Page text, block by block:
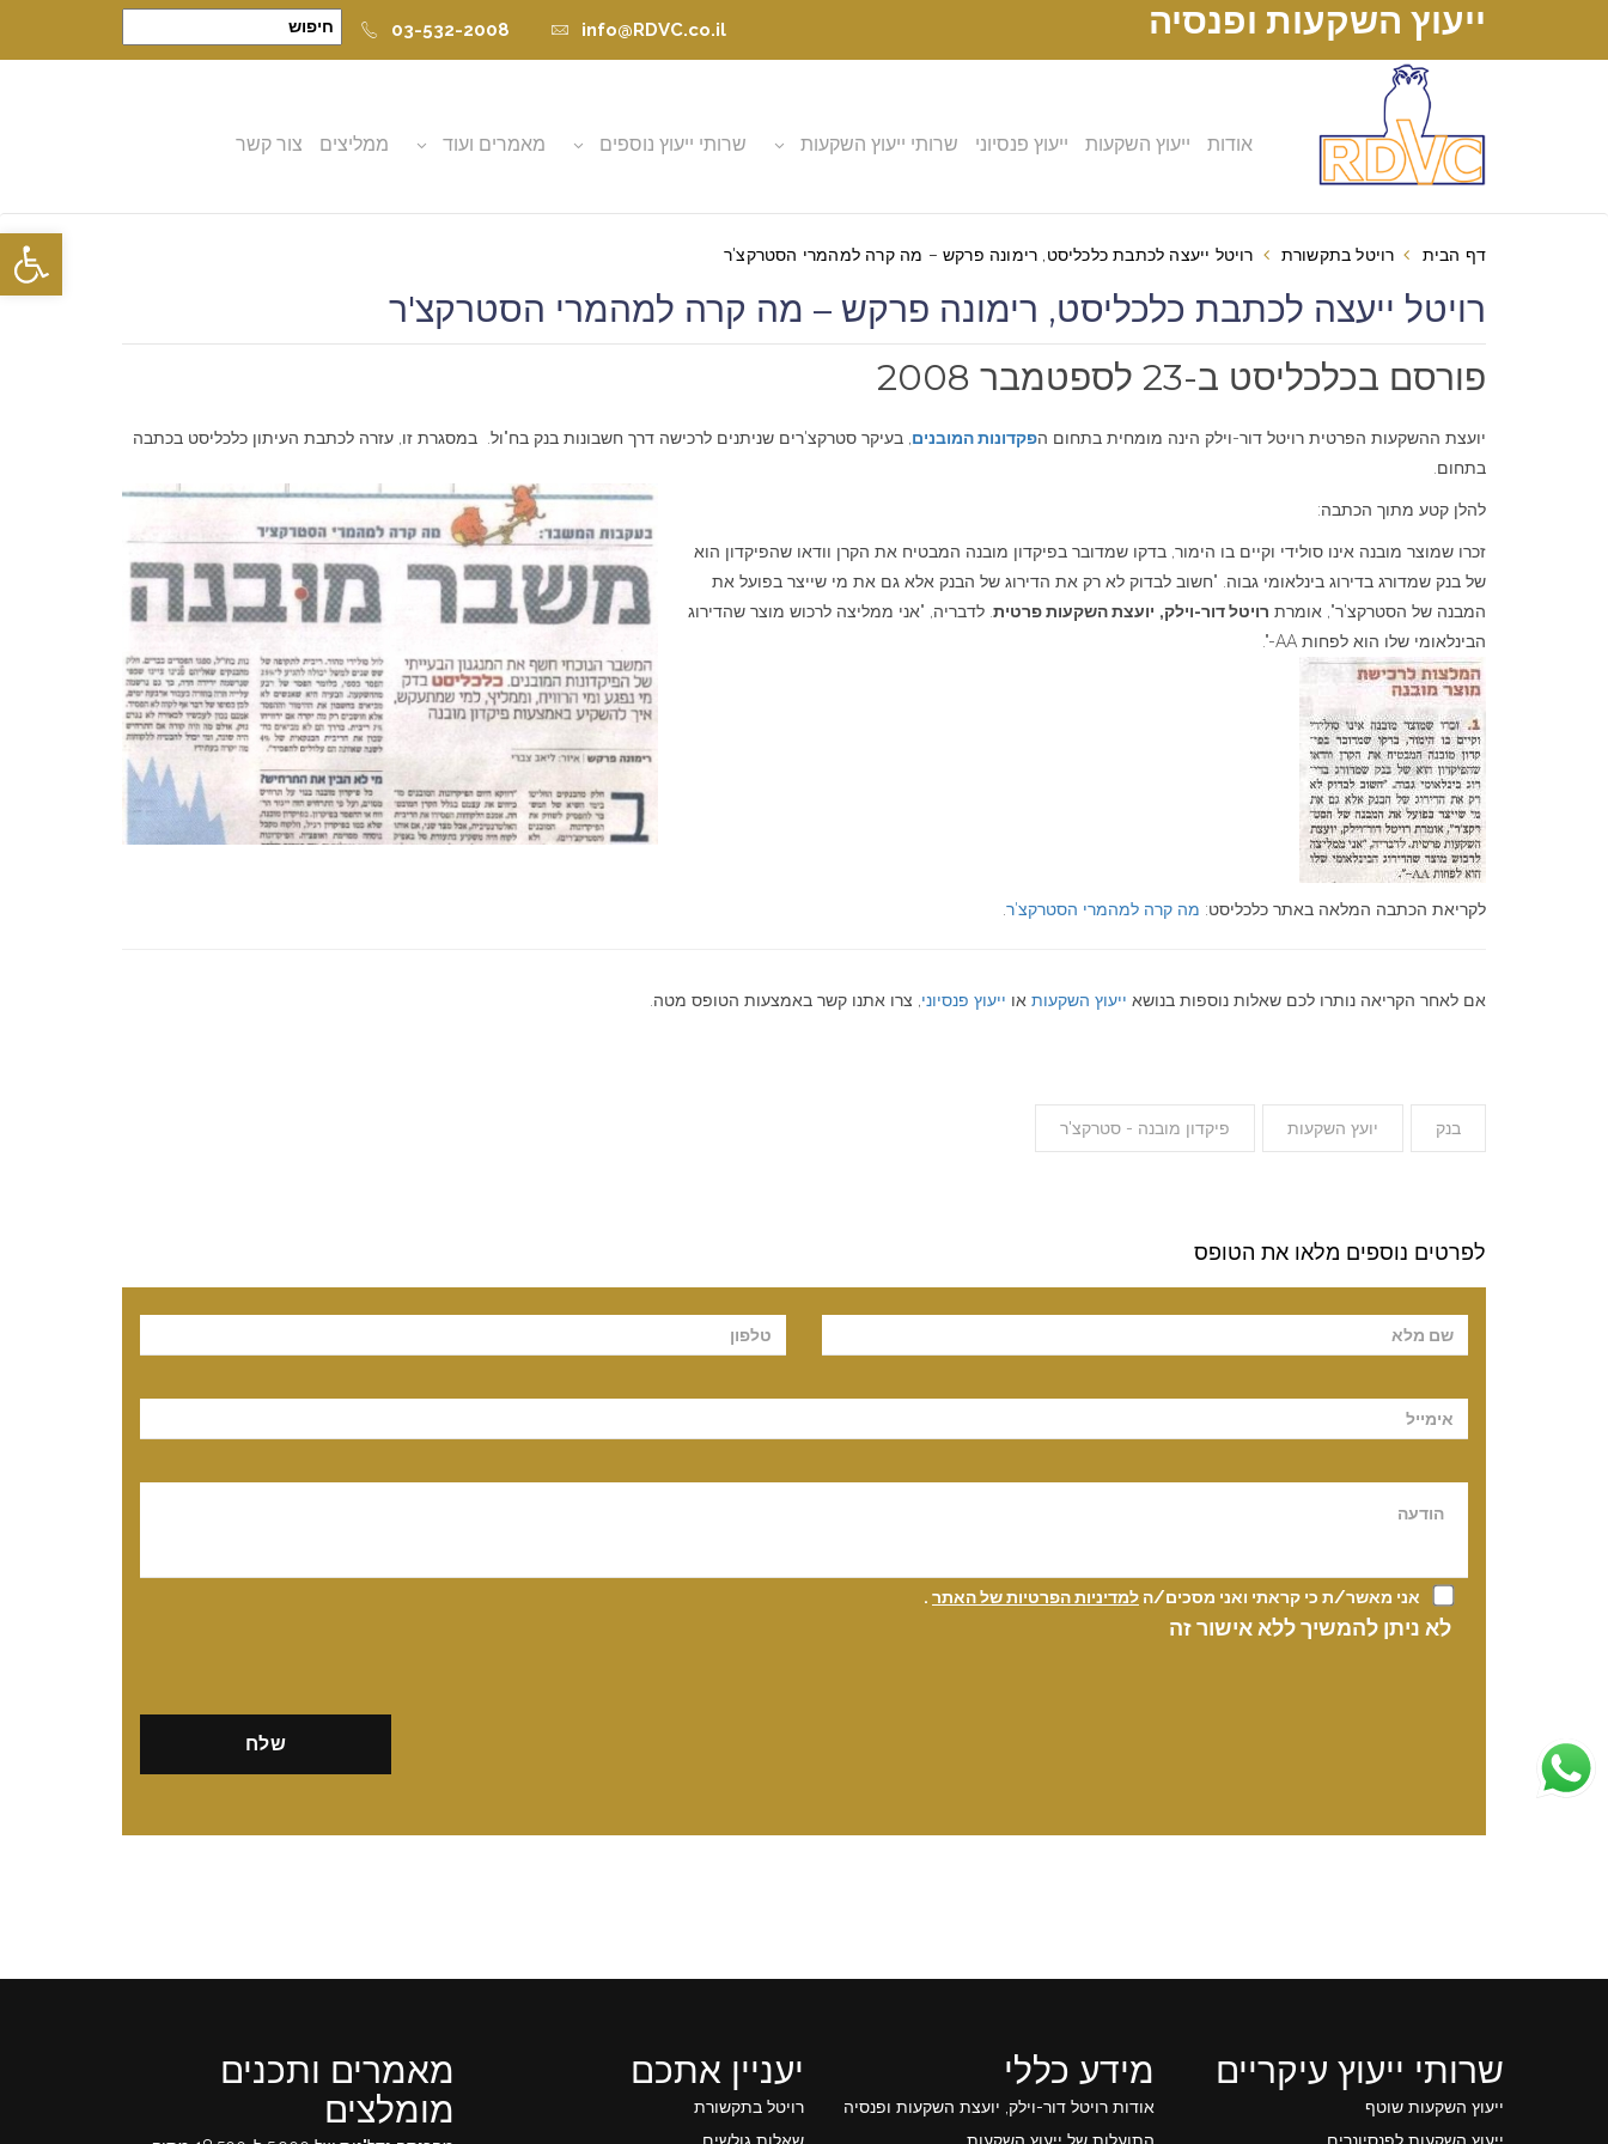
פתח
ייעוץ השקעות ופנסיה info@RDVC.co.il
03-532-2008
אודות ייעוץ השקעות ייעוץ פנסיוני שרותי ייעוץ השקעות שרותי ייעוץ נוספים מאמרים ועוד ממליצים צור קשר
דף הבית רויטל בתקשורת רויטל ייעצה לכתבת כלכליסט, רימונה פרקש – מה קרה למהמרי הסטרקצ'ר
רויטל ייעצה לכתבת כלכליסט, רימונה פרקש – מה קרה למהמרי הסטרקצ'ר
פורסם בכלכליסט ב-23 לספטמבר 2008
יועצת ההשקעות הפרטית רויטל דור-וילק הינה מומחית בתחום הפקדונות המובנים , בעיקר סטרקצ'רים שניתנים לרכישה דרך חשבונות בנק בח"ול. במסגרת זו, עזרה לכתבת העיתון כלכליסט בכתבה
בתחום.
להלן קטע מתוך הכתבה:
זכרו שמוצר מובנה אינו סולידי וקיים בו הימור, בדקו שמדובר בפיקדון מובנה המבטיח את הקרן וודאו שהפיקדון הוא
של בנק שמדורג בדירוג בינלאומי גבוה. "חשוב לבדוק לא רק את הדירוג של הבנק אלא גם את מי שייצר בפועל את
המבנה של הסטרקצ'ר", אומרת רויטל דור-וילק, יועצת השקעות פרטית . לדבריה, "אני ממליצה לרכוש מוצר שהדירוג
הבינלאומי שלו הוא לפחות AA-".
לקריאת הכתבה המלאה באתר כלכליסט: מה קרה למהמרי הסטרקצ'ר
אם לאחר הקריאה נותרו לכם שאלות נוספות בנושא ייעוץ השקעות או ייעוץ פנסיוני , צרו אתנו קשר באמצעות הטופס מטה.
בנק יועץ השקעות פיקדון מובנה - סטרקצ'ר
לפרטים נוספים מלאו את הטופס
אני מאשר/ת כי קראתי ואני מסכים/ה למדיניות הפרטיות של האתר .
לא ניתן להמשיך ללא אישור זה
שרותי ייעוץ עיקריים
ייעוץ השקעות שוטף
מידע כללי
אודות רויטל דור-וילק, יועצת השקעות ופנסיה
יעניין אתכם
רויטל בתקשורת
מאמרים ותכנים
מומלצים